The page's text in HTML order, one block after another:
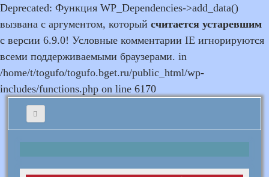
Deprecated: Функция WP_Dependencies->add_data()
вызвана с аргументом, который считается устаревшим
с версии 6.9.0! Условные комментарии IE игнорируются
всеми поддерживаемыми браузерами. in
/home/t/togufo/togufo.bget.ru/public_html/wp-
includes/functions.php on line 6170